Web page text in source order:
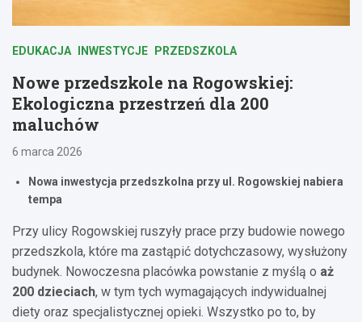
EDUKACJA INWESTYCJE PRZEDSZKOLA
Nowe przedszkole na Rogowskiej:
Ekologiczna przestrzeń dla 200
maluchów
6 marca 2026
Nowa inwestycja przedszkolna przy ul. Rogowskiej nabiera
tempa
Przy ulicy Rogowskiej ruszyły prace przy budowie nowego
przedszkola, które ma zastąpić dotychczasowy, wysłużony
budynek. Nowoczesna placówka powstanie z myślą o aż
200 dzieciach, w tym tych wymagających indywidualnej
diety oraz specjalistycznej opieki. Wszystko po to, by